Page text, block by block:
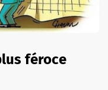
féroce